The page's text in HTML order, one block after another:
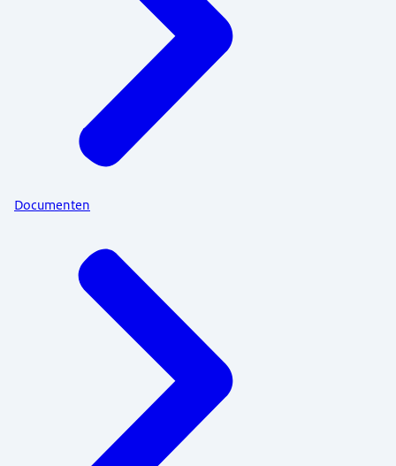
Documenten